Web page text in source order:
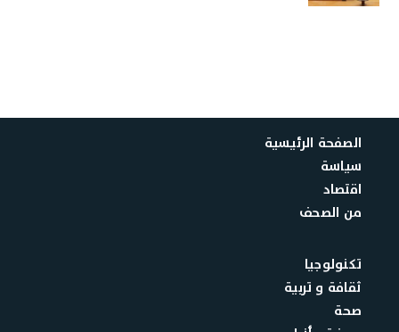
الصفحة الرئيسية
سياسة
اقتصاد
من الصحف
تكنولوجيا
ثقافة و تربية
صحة